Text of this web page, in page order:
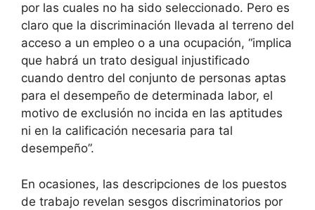
por las cuales no ha sido seleccionado. Pero es
claro que la discriminación llevada al terreno del
acceso a un empleo o a una ocupación, “implica
que habrá un trato desigual injustificado
cuando dentro del conjunto de personas aptas
para el desempeño de determinada labor, el
motivo de exclusión no incida en las aptitudes
ni en la calificación necesaria para tal
desempeño”.
En ocasiones, las descripciones de los puestos
de trabajo revelan sesgos discriminatorios por